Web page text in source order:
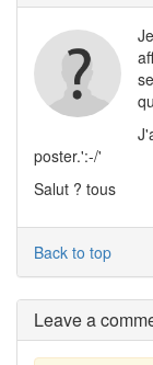
poster.':-/'
Salut ? tous
Back to top
Leave a